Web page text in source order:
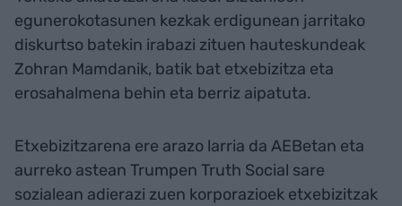
egunerokotasunen kezkak erdigunean jarritako
diskurtso batekin irabazi zituen hauteskundeak
Zohran Mamdanik, batik bat etxebizitza eta
erosahalmena behin eta berriz aipatuta.
Etxebizitzarena ere arazo larria da AEBetan eta
aurreko astean Trumpen Truth Social sare
sozialean adierazi zuen korporazioek etxebizitzak